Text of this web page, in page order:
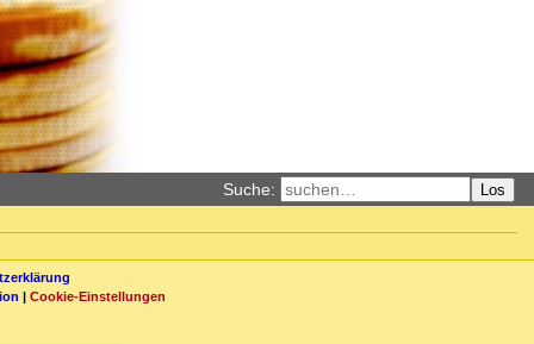
Suche: Los
| Cookie-Einstellungen